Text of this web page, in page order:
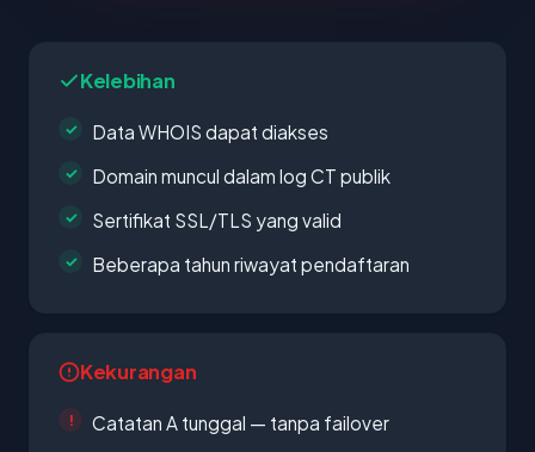
Kelebihan
Data WHOIS dapat diakses
Domain muncul dalam log CT publik
Sertifikat SSL/TLS yang valid
Beberapa tahun riwayat pendaftaran
Kekurangan
Catatan A tunggal — tanpa failover